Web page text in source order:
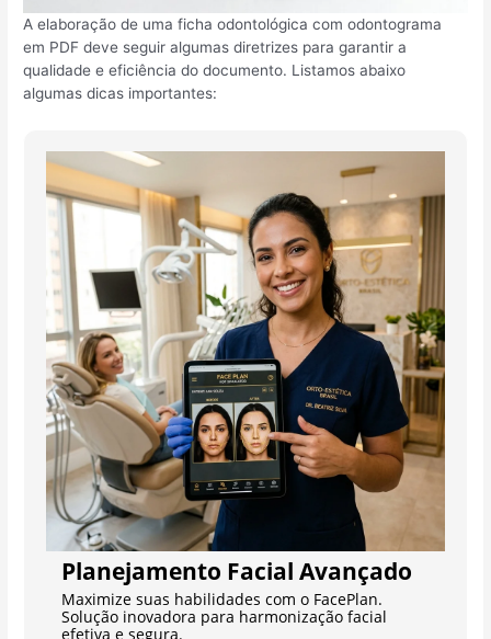
A elaboração de uma ficha odontológica com odontograma
em PDF deve seguir algumas diretrizes para garantir a
qualidade e eficiência do documento. Listamos abaixo
algumas dicas importantes:
Planejamento Facial Avançado
Maximize suas habilidades com o FacePlan.
Solução inovadora para harmonização facial
efetiva e segura.